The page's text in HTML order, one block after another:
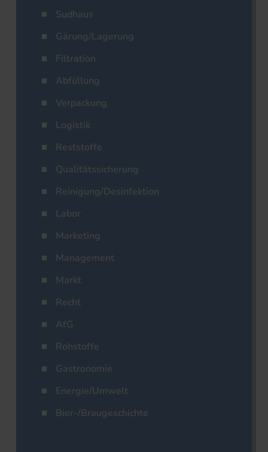
Sudhaus
Gärung/Lagerung
Filtration
Abfüllung
Verpackung
Logistik
Reststoffe
Qualitätssicherung
Reinigung/Desinfektion
Labor
Marketing
Management
Markt
Recht
AfG
Rohstoffe
Gastronomie
Energie/Umwelt
Bier-/Braugeschichte